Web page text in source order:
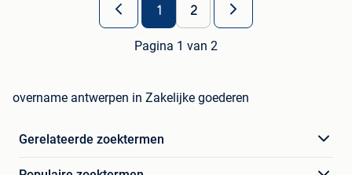
1 2
Pagina 1 van 2
overname antwerpen in Zakelijke goederen
Gerelateerde zoektermen